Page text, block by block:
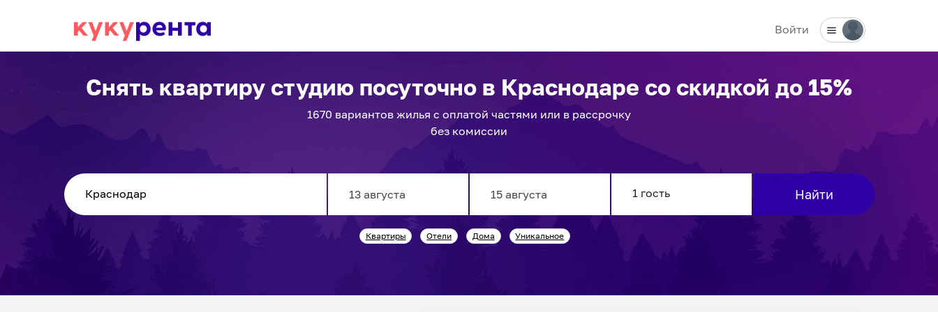
Войти
Снять квартиру студию посуточно в Краснодаре со скидкой до 15%
1670 вариантов жилья с оплатой частями или в рассрочку
без комиссии
forward
backward
Найти
Квартиры Отели Дома Уникальное